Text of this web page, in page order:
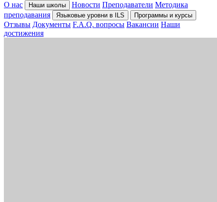
О нас
Наши школы Новости Преподаватели Методика
преподавания
Языковые уровни в ILS Программы и курсы
Отзывы Документы F.A.Q. вопросы Вакансии Наши
достижения